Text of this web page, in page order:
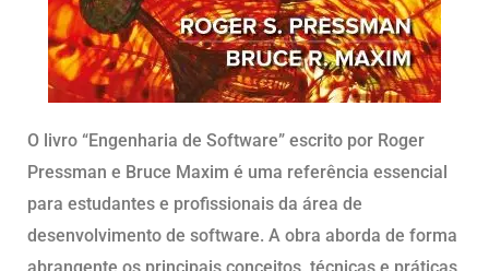
O livro “Engenharia de Software” escrito por Roger
Pressman e Bruce Maxim é uma referência essencial
para estudantes e profissionais da área de
desenvolvimento de software. A obra aborda de forma